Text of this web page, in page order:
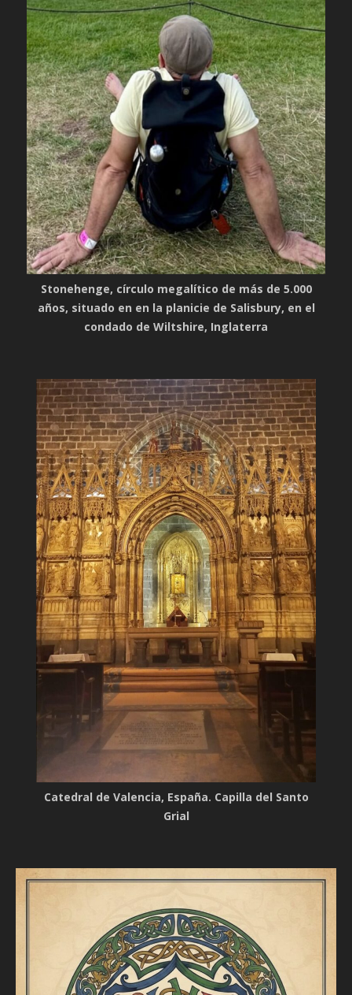
Stonehenge, círculo megalítico de más de 5.000
años, situado en en la planicie de Salisbury, en el
condado de Wiltshire, Inglaterra
Catedral de Valencia, España. Capilla del Santo
Grial